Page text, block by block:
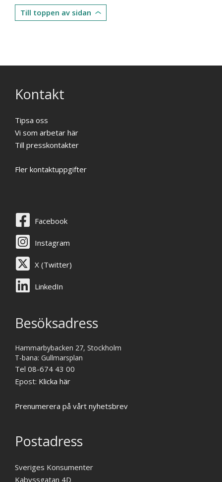
Till toppen av sidan
Kontakt
Tipsa oss
Vi som arbetar här
Till presskontakter
Fler kontaktuppgifter
Facebook
Instagram
X (Twitter)
LinkedIn
Besöksadress
Hammarbybacken 27, Stockholm
T-bana: Gullmarsplan
Tel 08-674 43 00
Epost: Klicka här
Prenumerera på vårt nyhetsbrev
Postadress
Sveriges Konsumenter
Kabyssgatan 4D